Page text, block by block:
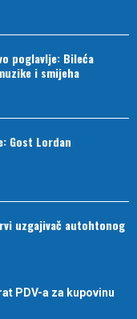
poglavlje: Bileća
i smijeha
Gost Lordan
uzgajivač autohtonog
PDV-a za kupovinu